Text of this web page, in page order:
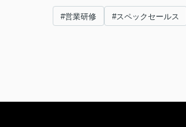
#営業研修 #スペックセールス